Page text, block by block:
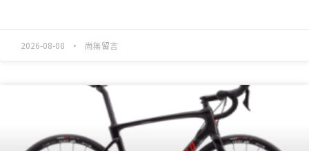
2026-08-08 尚無留言